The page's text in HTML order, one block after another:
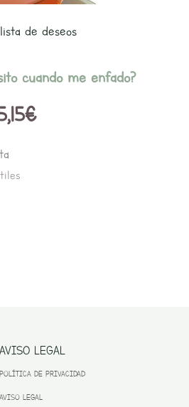
de deseos
cuando me enfado?
€
AVISO LEGAL
POLÍTICA DE PRIVACIDAD
AVISO LEGAL